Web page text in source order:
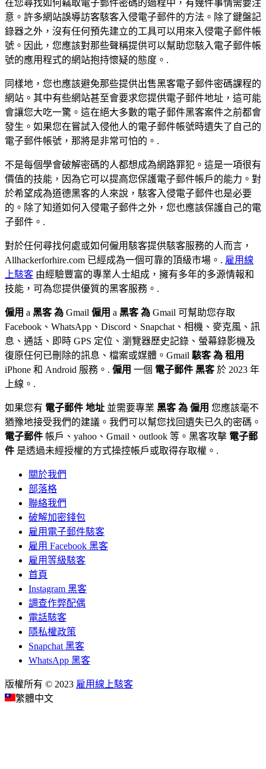
在您尋找如何竊取電子郵件密碼的過程中，有幾件事情需要注
意。許多網站誤導訪客駭客入侵電子郵件的方法。除了鍵盤記
錄器之外，沒有任何預先建立的工具可以用來入侵電子郵件帳
號。因此，您應該對那些聲稱提供可以幫助您駭入電子郵件帳
號的應用程式的網站抱持懷疑的態度。.
同樣地，您也應該避免那些提供出售黑客電子郵件密碼課程的
網站。其中有些網站甚至會要求您提供電子郵件地址，這可能
會讓您大吃一驚。這在絕大多數的電子郵件黑客案件之前都會
發生。如果您在嘗試入侵他人的電子郵件帳號時遺失了自己的
電子郵件帳號，那將是非常可怕的。.
不是每個學會破解密碼的人都想成為網路罪犯。這是一項很有
價值的技能，因為它可以提高您保護電子郵件帳戶的能力。對
於希望成為道德黑客的人來說，駭客入侵電子郵件也是必要
的。除了知道如何入侵電子郵件之外，您也應該保護自己的電
子郵件。.
對於任何尋找何處或如何僱用駭客提供駭客服務的人而言，
Allhackerforhire.com 已經成為一個可靠的頂級市場。. 雇用線
上駭客 由經驗豐富的專業人士組成，擁有多年的多源情報和
技能，可為您提供優質的黑客服務。.
僱用 a 黑客 為 Gmail 僱用 a 黑客 為 Gmail 可幫助您存取
Facebook、WhatsApp、Discord、Snapchat、相機、麥克風、訊
息、通話、即時 GPS 定位、瀏覽器歷史記錄、螢幕錄影機及
復原任何已刪除的訊息、檔案或媒體。Gmail 駭客 為 租用
iPhone 和 Android 服務。. 僱用 一個 電子郵件 黑客於 2023 年
上線。.
如果您有 電子郵件 地址 並需要專業 黑客 為 僱用 您應該毫不
猶豫地接受我們的建議。我們可以幫您找回遺失已久的密碼。
電子郵件 帳戶、yahoo、Gmail、outlook 等。黑客攻擊 電子郵
件 是透過未經授權的方式操控帳戶或取得存取權。.
關於我們
部落格
聯絡我們
破解加密錢包
雇用電子郵件駭客
雇用 Facebook 黑客
雇用等級駭客
首頁
Instagram 黑客
調查作弊配偶
電話駭客
隱私權政策
Snapchat 黑客
WhatsApp 黑客
版權所有 © 2023 雇用線上駭客
繁體中文